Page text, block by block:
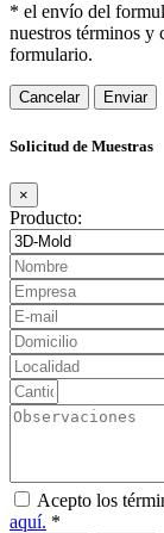
* el envío del
nuestros términos y
formulario.
Cancelar
Solicitud de Muestras
×
Producto:
Acepto los
aquí. *